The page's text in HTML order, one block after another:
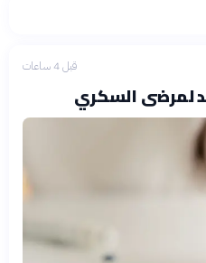
قبل 4 ساعات
لمرضى السكري